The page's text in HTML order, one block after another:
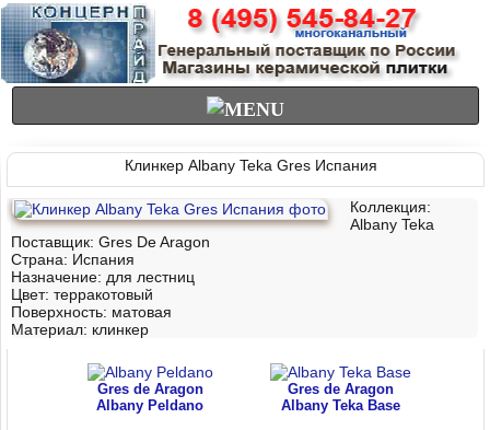
Клинкер Albany Teka Gres Испания
Коллекция:
Albany Teka
Поставщик: Gres De Aragon
Страна: Испания
Назначение: для лестниц
Цвет: терракотовый
Поверхность: матовая
Материал: клинкер
Gres de Aragon
Albany Peldano
Gres de Aragon
Albany Teka Base